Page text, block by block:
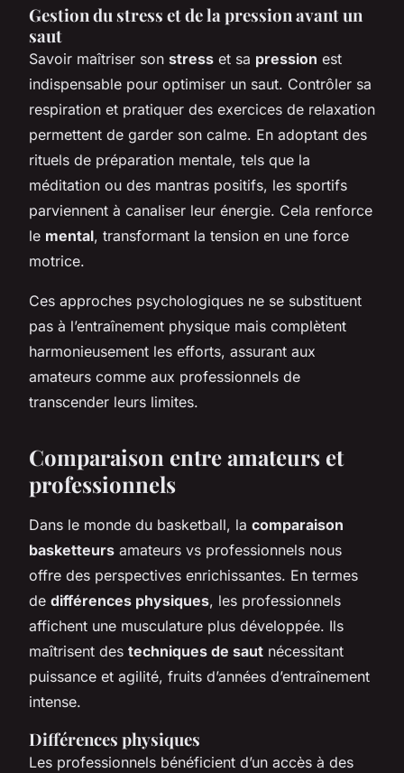
Gestion du stress et de la pression avant un
saut
Savoir maîtriser son stress et sa pression est
indispensable pour optimiser un saut. Contrôler sa
respiration et pratiquer des exercices de relaxation
permettent de garder son calme. En adoptant des
rituels de préparation mentale, tels que la
méditation ou des mantras positifs, les sportifs
parviennent à canaliser leur énergie. Cela renforce
le mental, transformant la tension en une force
motrice.
Ces approches psychologiques ne se substituent
pas à l’entraînement physique mais complètent
harmonieusement les efforts, assurant aux
amateurs comme aux professionnels de
transcender leurs limites.
Comparaison entre amateurs et
professionnels
Dans le monde du basketball, la comparaison
basketteurs amateurs vs professionnels nous
offre des perspectives enrichissantes. En termes
de différences physiques, les professionnels
affichent une musculature plus développée. Ils
maîtrisent des techniques de saut nécessitant
puissance et agilité, fruits d’années d’entraînement
intense.
Différences physiques
Les professionnels bénéficient d’un accès à des